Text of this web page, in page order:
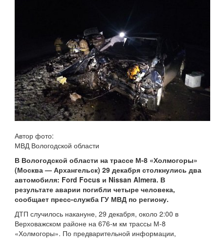
Автор фото:
МВД Вологодской области
В Вологодской области на трассе М-8 «Холмогоры»
(Москва — Архангельск) 29 декабря столкнулись два
автомобиля: Ford Focus и Nissan Almera. В
результате аварии погибли четыре человека,
сообщает пресс-служба ГУ МВД по региону.
ДТП случилось накануне, 29 декабря, около 2:00 в
Верховажском районе на 676-м км трассы М-8
«Холмогоры». По предварительной информации,